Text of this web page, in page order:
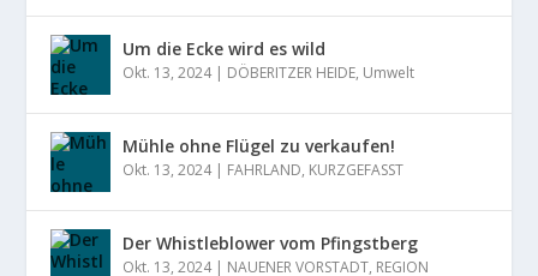
Um die Ecke wird es wild
Okt. 13, 2024| DÖBERITZER HEIDE, Umwelt
Mühle ohne Flügel zu verkaufen!
Okt. 13, 2024| FAHRLAND, KURZGEFASST
Der Whistleblower vom Pfingstberg
Okt. 13, 2024| NAUENER VORSTADT, REGION